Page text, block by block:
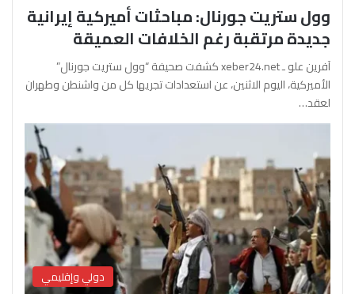
وول ستريت جورنال: مباحثات أميركية إيرانية
جديدة مرتقبة رغم الخلافات العميقة
آفرين علو ـ xeber24.net كشفت صحيفة “وول ستريت جورنال”
الأميركية، اليوم الاثنين، عن استعدادات تجريها كل من واشنطن وطهران
لعقد…
دولي وإقليمي